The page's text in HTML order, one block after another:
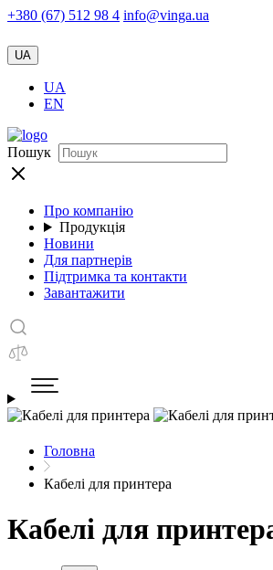
+380 (67) 512 98 4 info@vinga.ua
UA
UA
EN
Пошук
Про компанію
Продукція
Новини
Для партнерів
Підтримка та контакти
Завантажити
Головна
Кабелі для принтера
Кабелі для